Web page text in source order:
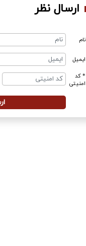
ارسال نظر
نام
ایمیل
* کد
امنیتی